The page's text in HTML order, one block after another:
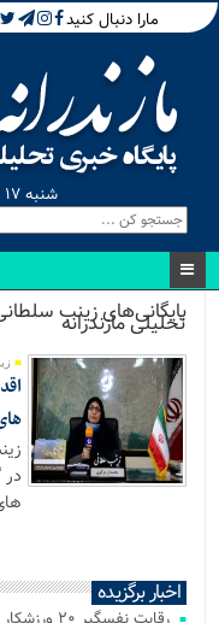
مارا دنبال کنید
شنبه ۱۷ مرداد ۱۴۰۵- Aug 8 2026
بایگانی‌های زینب
تحلیلی مازندرانه
های ۲ هفته
در
های ۲ هفته
اخبار برگزیده